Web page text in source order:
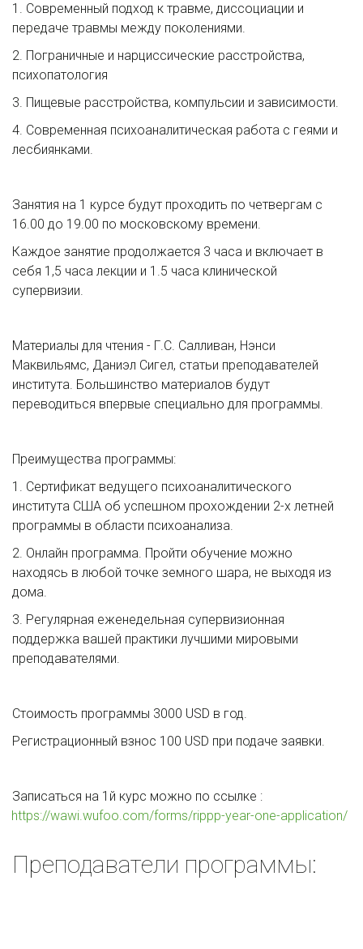
1. Современный подход к травме, диссоциации и
передаче травмы между поколениями.
2. Пограничные и нарциссические расстройства,
психопатология
3. Пищевые расстройства, компульсии и зависимости.
4. Современная психоаналитическая работа с геями и
лесбиянками.
Занятия на 1 курсе будут проходить по четвергам с
16.00 до 19.00 по московскому времени.
Каждое занятие продолжается 3 часа и включает в
себя 1,5 часа лекции и 1.5 часа клинической
супервизии.
Материалы для чтения - Г.С. Салливан, Нэнси
Маквильямс, Даниэл Сигел, статьи преподавателей
института. Большинство материалов будут
переводиться впервые специально для программы.
Преимущества программы:
1. Сертификат ведущего психоаналитического
института США об успешном прохождении 2-х летней
программы в области психоанализа.
2. Онлайн программа. Пройти обучение можно
находясь в любой точке земного шара, не выходя из
дома.
3. Регулярная еженедельная супервизионная
поддержка вашей практики лучшими мировыми
преподавателями.
Стоимость программы 3000 USD в год.
Регистрационный взнос 100 USD при подаче заявки.
Записаться на 1й курс можно по ссылке :
https://wawi.wufoo.com/forms/rippp-year-one-application/
Преподаватели программы: